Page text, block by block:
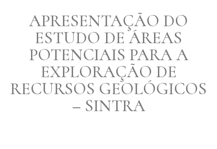
APRESENTAÇÃO DO
ESTUDO DE ÁREAS
POTENCIAIS PARA A
EXPLORAÇÃO DE
RECURSOS GEOLÓGICOS
– SINTRA